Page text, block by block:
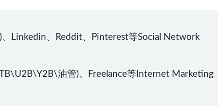
Linkedin、Reddit、Pinterest等Social Network
油管)、Freelance等Internet Marketing